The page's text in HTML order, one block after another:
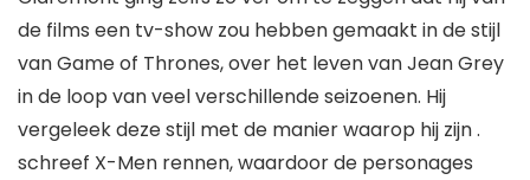
de films een tv-show zou hebben gemaakt in de stijl
vanGame of Thrones, over het leven van Jean Grey
in de loop van veel verschillende seizoenen. Hij
vergeleek deze stijl met de manier waarop hij zijn .
schreef X-Men rennen, waardoor de personages